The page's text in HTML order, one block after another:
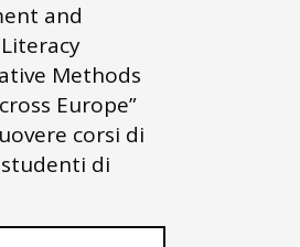
and
Methods
Europe”
corsi di
di